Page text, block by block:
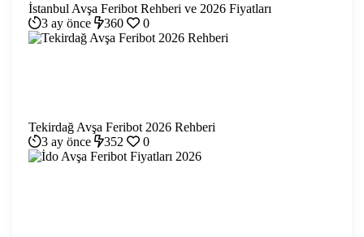
İstanbul Avşa Feribot Rehberi ve 2026 Fiyatları
3 ay önce
360 0
Tekirdağ Avşa Feribot 2026 Rehberi
3 ay önce
352 0